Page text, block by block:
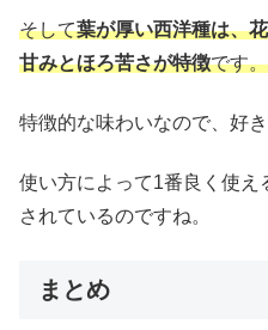
そして葉が厚い西洋種は、
甘みとほろ苦さが特徴です。
特徴的な味わいなので、好
使い方によって1番良く使
されているのですね。
まとめ